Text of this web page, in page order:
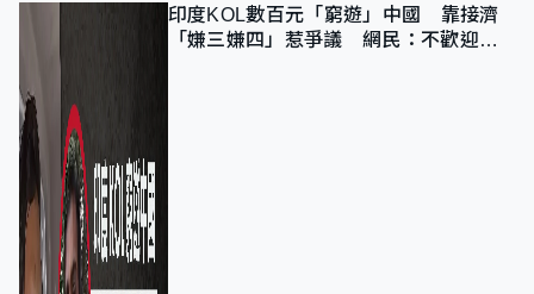
印度KOL數百元「窮遊」中國 靠接濟
「嫌三嫌四」惹爭議 網民：不歡迎劣